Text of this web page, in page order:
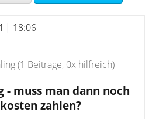
| 18:06
(1 Beiträge, 0x hilfreich)
- muss man dann noch
zahlen?